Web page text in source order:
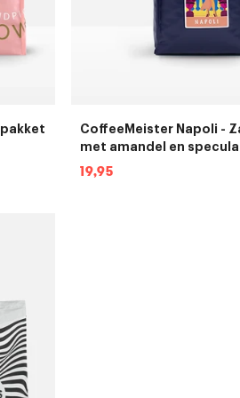
CoffeeMeister Napoli -
met amandel en
Normale
19,95